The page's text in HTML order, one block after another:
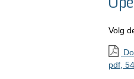
Volg
pdf ,